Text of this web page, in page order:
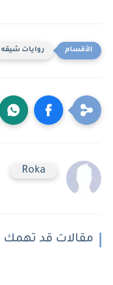
روايات شيقه
Roka
مقالات قد تهمك